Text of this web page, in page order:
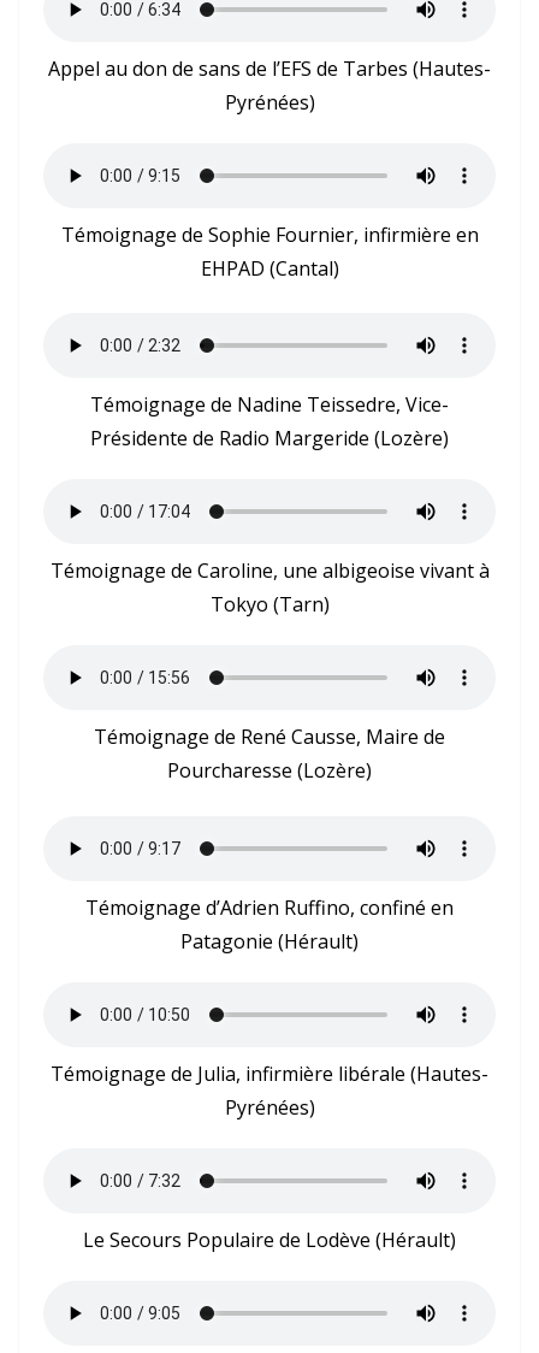
Appel au don de sans de l’EFS de Tarbes (Hautes-
Pyrénées)
Témoignage de Sophie Fournier, infirmière en
EHPAD (Cantal)
Témoignage de Nadine Teissedre, Vice-
Présidente de Radio Margeride (Lozère)
Témoignage de Caroline, une albigeoise vivant à
Tokyo (Tarn)
Témoignage de René Causse, Maire de
Pourcharesse (Lozère)
Témoignage d’Adrien Ruffino, confiné en
Patagonie (Hérault)
Témoignage de Julia, infirmière libérale (Hautes-
Pyrénées)
Le Secours Populaire de Lodève (Hérault)